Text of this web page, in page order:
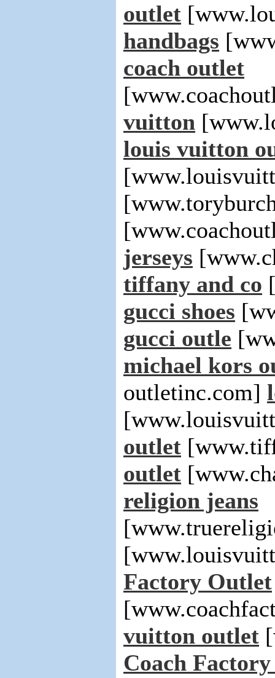
outlet
handbags
coach outlet
vuitton
louis vuitton
jerseys
tiffany and co
gucci shoes
gucci outle
michael kors
outletinc.com]
outlet
outlet
religion jeans
Factory Outlet
vuitton outlet
Coach